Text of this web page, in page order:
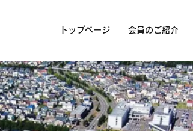
トップページ 会員のご紹介